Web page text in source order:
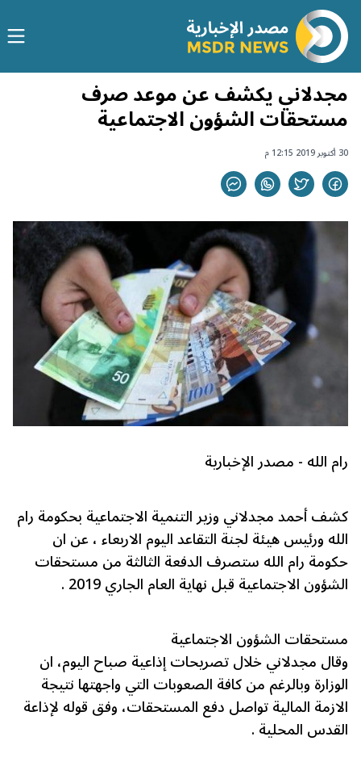
مجدلاني يكشف عن موعد صرف
مستحقات الشؤون الاجتماعية
30 أكتوبر 2019 12:15 م
رام الله -مصدر الإخبارية
كشف أحمد مجدلاني وزير التنمية الاجتماعية بحكومة رام
الله ورئيس هيئة لجنة التقاعد اليوم الاربعاء ، عن ان
حكومة رام الله ستصرف الدفعة الثالثة منمستحقات
الشؤون الاجتماعيةقبل نهاية العام الجاري 2019 .
مستحقات الشؤون الاجتماعية
وقال مجدلاني خلال تصريحات إذاعية صباح اليوم، ان
الوزارة وبالرغم من كافة الصعوبات التي واجهتها نتيجة
الازمة المالية تواصل دفع المستحقات، وفق قوله لإذاعة
القدس المحلية .